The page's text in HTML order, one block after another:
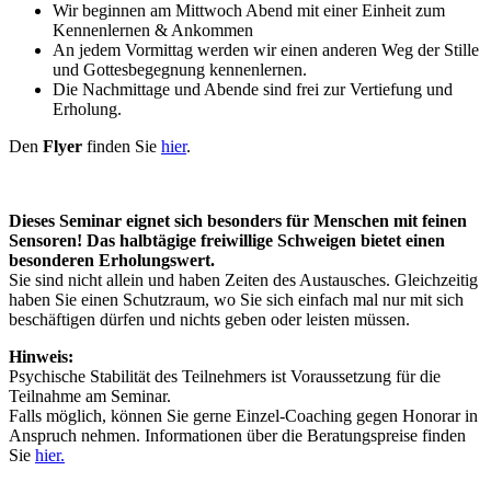
Wir beginnen am Mittwoch Abend mit einer Einheit zum
Kennenlernen & Ankommen
An jedem Vormittag werden wir einen anderen Weg der Stille
und Gottesbegegnung kennenlernen.
Die Nachmittage und Abende sind frei zur Vertiefung und
Erholung.
Den Flyer finden Sie hier.
Dieses Seminar eignet sich besonders für Menschen mit feinen
Sensoren! Das halbtägige freiwillige Schweigen bietet einen
besonderen Erholungswert.
Sie sind nicht allein und haben Zeiten des Austausches. Gleichzeitig
haben Sie einen Schutzraum, wo Sie sich einfach mal nur mit sich
beschäftigen dürfen und nichts geben oder leisten müssen.
Hinweis:
Psychische Stabilität des Teilnehmers ist Voraussetzung für die
Teilnahme am Seminar.
Falls möglich, können Sie gerne Einzel-Coaching gegen Honorar in
Anspruch nehmen. Informationen über die Beratungspreise finden
Sie hier.